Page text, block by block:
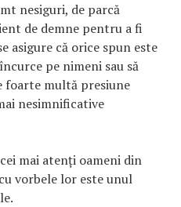
nesiguri, de parcă
de demne pentru a fi
asigure că orice spun este
pe nimeni sau să
foarte multă presiune
nesimnificative
mai atenți oameni din
vorbele lor este unul